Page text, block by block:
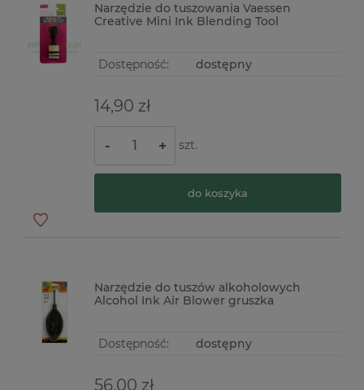
Narzędzie do tuszowania Vaessen
Creative Mini Ink Blending Tool
Dostępność: dostępny
14,90 zł
- + szt.
do koszyka
Narzędzie do tuszów alkoholowych
Alcohol Ink Air Blower gruszka
Dostępność: dostępny
56,00 zł